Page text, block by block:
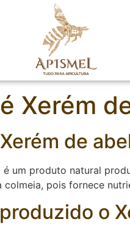
Xerém
de
é um produto natural
colmeia, pois fornece
o